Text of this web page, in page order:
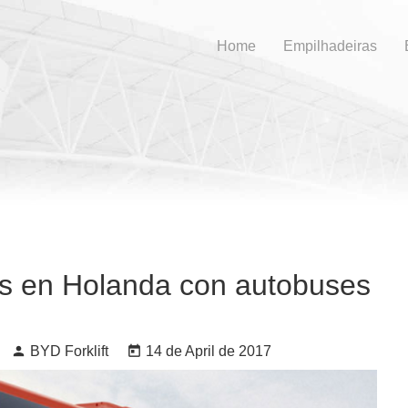
Home Empilhadeiras
en Holanda con autobuses
person BYD Forklift today 14 de April de 2017